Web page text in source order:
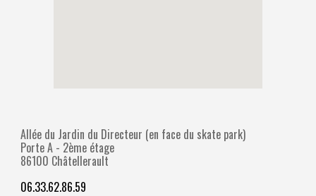
Allée du Jardin du Directeur (en face du skate park)
Porte A - 2ème étage
86100 Châtellerault
06.33.62.86.59